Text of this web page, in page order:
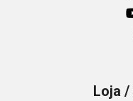
Loja /